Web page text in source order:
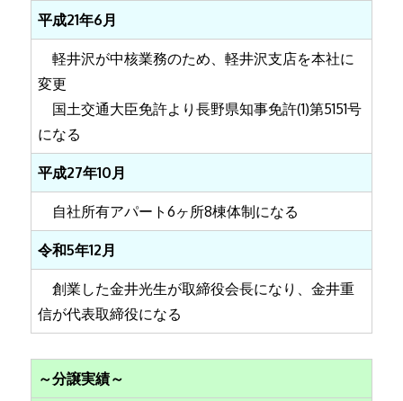
平成21年6月
軽井沢が中核業務のため、軽井沢支店を本社に
変更
国土交通大臣免許より長野県知事免許(1)第5151号
になる
平成27年10月
自社所有アパート6ヶ所8棟体制になる
令和5年12月
創業した金井光生が取締役会長になり、金井重
信が代表取締役になる
～分譲実績～